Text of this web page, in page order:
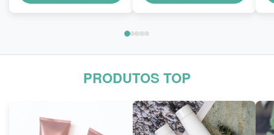
150ml
inclinação 3ml
PRODUTOS TOP